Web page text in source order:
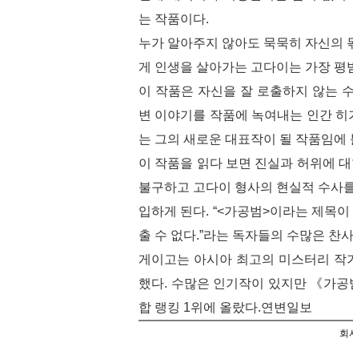
는 작품이다.
누가 알아주지 않아도 묵묵히 자신의
게 인생을 살아가는 고다이는 가장
이 작품은 자신을 잘 로출하지 않는
변 이야기를 작품에 녹여내는 인간
는 그의 새로운 대표작이 될 작품임에
이 작품을 읽다 보면 진실과 허위에
불구하고 고다이 형사의 현실적 수사
입하게 된다. “<가공범>이라는 제목
출 수 없다.”라는 독자들의 수많은 찬
게이고는 아시아 최고의 미스터리
했다. 수많은 인기작이 있지만 《가
합 랭킹 1위에 올랐다.연변일보
회